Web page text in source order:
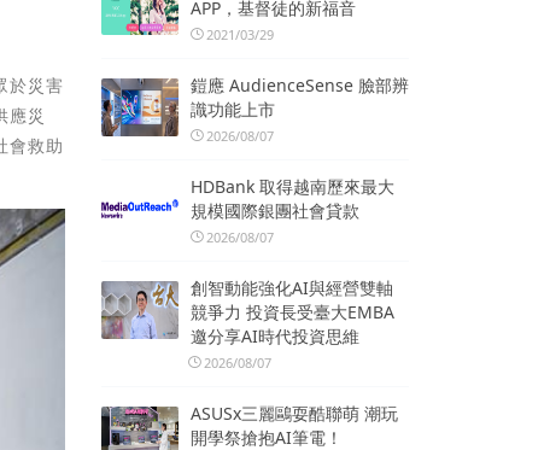
於災害
應災
會救助
APP，基督徒的新福音
2021/03/29
鎧應 AudienceSense 臉部辨
識功能上市
2026/08/07
HDBank 取得越南歷來最大
規模國際銀團社會貸款
2026/08/07
創智動能強化AI與經營雙軸
競爭力 投資長受臺大EMBA
邀分享AI時代投資思維
2026/08/07
ASUSx三麗鷗耍酷聯萌 潮玩
開學祭搶抱AI筆電！